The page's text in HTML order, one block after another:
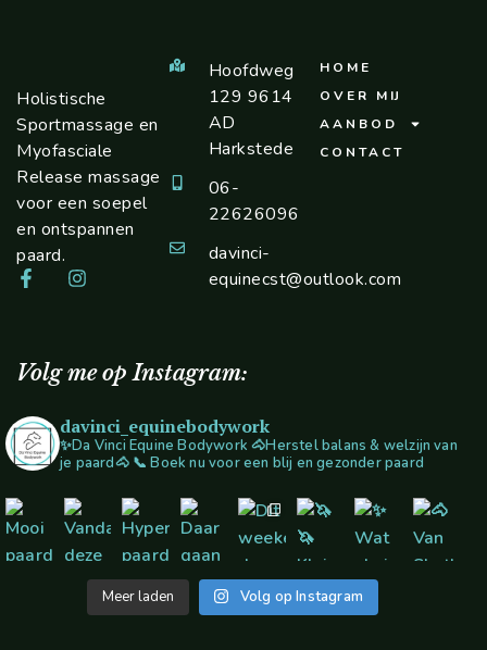
Hoofdweg
129 9614
AD
Harkstede
06-
22626096
davinci-
equinecst@outlook.com
Holistische
Sportmassage en
Myofasciale
Release massage
voor een soepel
en ontspannen
paard.
HOME
OVER MIJ
AANBOD
CONTACT
Volg me op Instagram:
davinci_equinebodywork
✨Da Vinci Equine Bodywork 🐴Herstel balans & welzijn van
je paard🐴📞 Boek nu voor een blij en gezonder paard
Meer laden Volg op Instagram